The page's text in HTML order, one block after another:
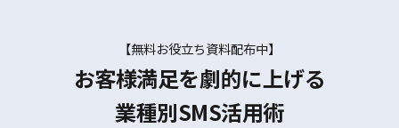
【無料お役立ち資料配布中】
お客様満足を劇的に上げる
業種別SMS活用術